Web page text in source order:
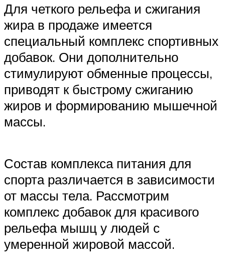
Для четкого рельефа и сжигания
жира в продаже имеется
специальный комплекс спортивных
добавок. Они дополнительно
стимулируют обменные процессы,
приводят к быстрому сжиганию
жиров и формированию мышечной
массы.
Состав комплекса питания для
спорта различается в зависимости
от массы тела. Рассмотрим
комплекс добавок для красивого
рельефа мышц у людей с
умеренной жировой массой.